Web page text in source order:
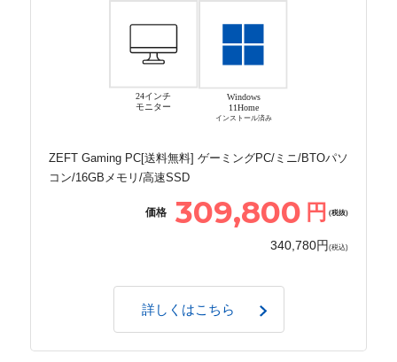
24インチ
モニター
Windows
11Home
インストール済み
ZEFT Gaming PC[送料無料] ゲーミングPC/ミニ/BTOパソ
コン/16GBメモリ/高速SSD
価格 309,800 円 (税抜)
340,780円 (税込)
詳しくはこちら